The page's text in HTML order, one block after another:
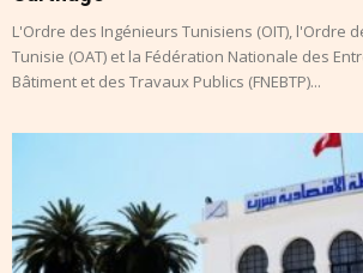
L'Ordre des Ingénieurs Tunisiens (OIT), l'Ordre
Tunisie (OAT) et la Fédération Nationale des
Bâtiment et des Travaux Publics (FNEBTP)...